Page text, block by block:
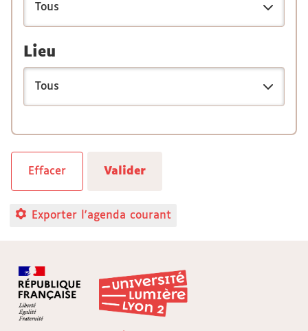
Lieu
Exporter l'agenda courant